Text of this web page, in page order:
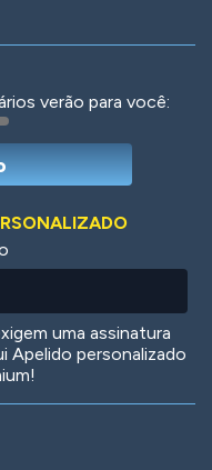
verão para você:
uma assinatura
Apelido personalizado